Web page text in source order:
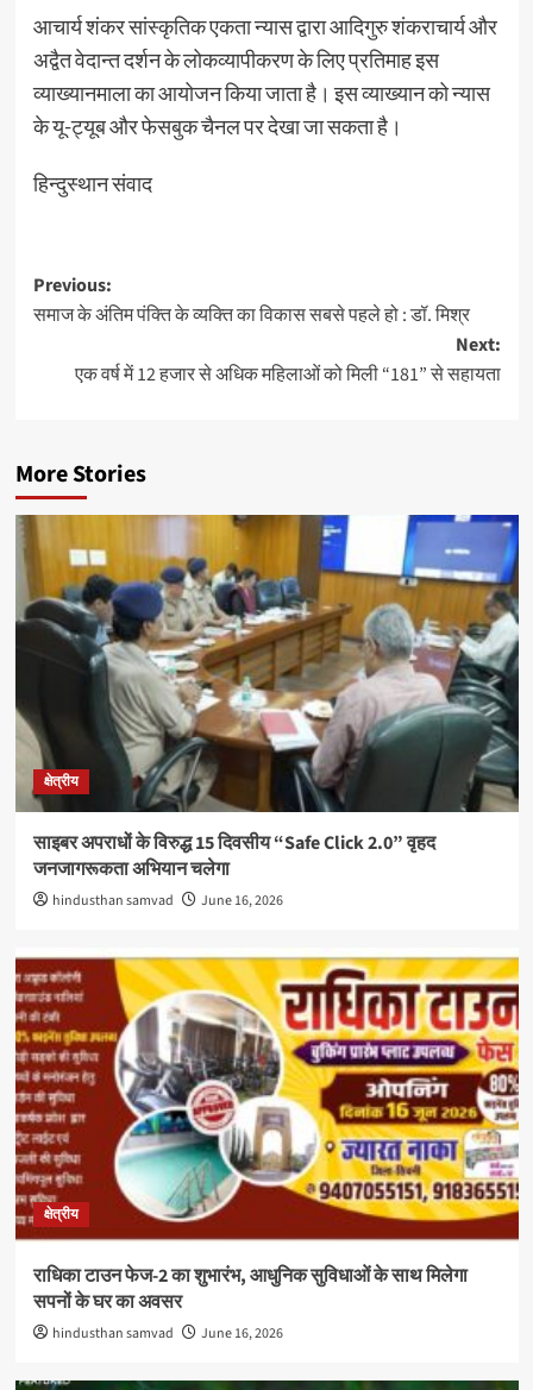
आचार्य शंकर सांस्कृतिक एकता न्यास द्वारा आदिगुरु शंकराचार्य और
अद्वैत वेदान्त दर्शन के लोकव्यापीकरण के लिए प्रतिमाह इस
व्याख्यानमाला का आयोजन किया जाता है। इस व्याख्यान को न्यास
के यू-ट्यूब और फेसबुक चैनल पर देखा जा सकता है।
हिन्दुस्थान संवाद
Post
navigation
Previous:
समाज के अंतिम पंक्ति के व्यक्ति का विकास सबसे पहले हो : डॉ. मिश्र
Next:
एक वर्ष में 12 हजार से अधिक महिलाओं को मिली “181” से सहायता
More Stories
क्षेत्रीय
साइबर अपराधों के विरुद्ध 15 दिवसीय “Safe Click 2.0” वृहद
जनजागरूकता अभियान चलेगा
hindusthan samvad June 16, 2026
क्षेत्रीय
राधिका टाउन फेज-2 का शुभारंभ, आधुनिक सुविधाओं के साथ मिलेगा
सपनों के घर का अवसर
hindusthan samvad June 16, 2026